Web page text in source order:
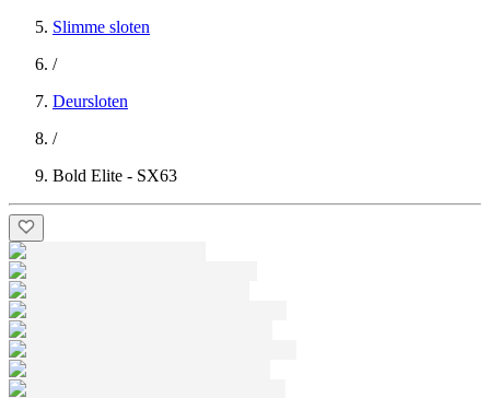
Slimme sloten
/
Deursloten
/
Bold Elite - SX63